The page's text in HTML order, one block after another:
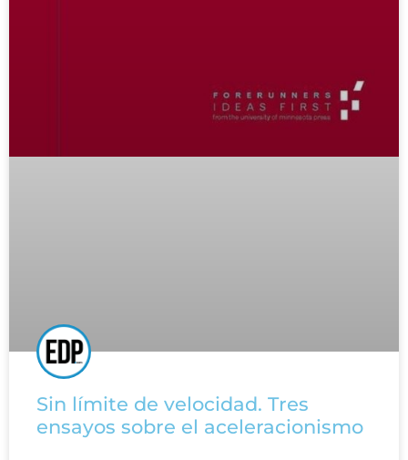
Sin límite de velocidad. Tres
ensayos sobre el aceleracionismo